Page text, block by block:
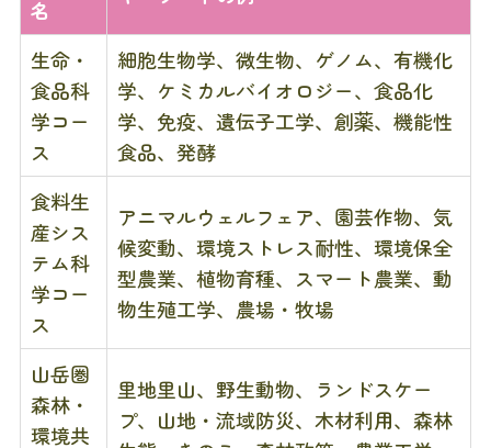
名
生命・
食品科
学コー
ス
細胞生物学、微生物、ゲノム、有機化
学、ケミカルバイオロジー、食品化
学、免疫、遺伝子工学、創薬、機能性
食品、発酵
食料生
産シス
テム科
学コー
ス
アニマルウェルフェア、園芸作物、気
候変動、環境ストレス耐性、環境保全
型農業、植物育種、スマート農業、動
物生殖工学、農場・牧場
山岳圏
森林・
環境共
里地里山、野生動物、ランドスケー
プ、山地・流域防災、木材利用、森林